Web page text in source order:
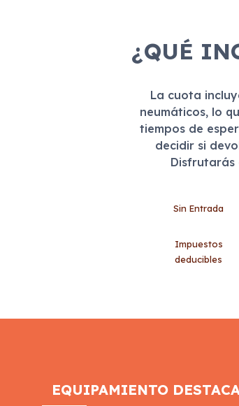
¿QUÉ
La cuota
neumáticos, lo
tiempos de
decidir si
Disfrutarás
Sin Entrada
Impuestos
deducibles
EQUIPAMIENTO